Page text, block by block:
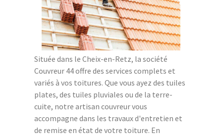
Située dans le Cheix-en-Retz, la société
Couvreur 44 offre des services complets et
variés à vos toitures. Que vous ayez des tuiles
plates, des tuiles pluviales ou de la terre-
cuite, notre artisan couvreur vous
accompagne dans les travaux d'entretien et
de remise en état de votre toiture. En